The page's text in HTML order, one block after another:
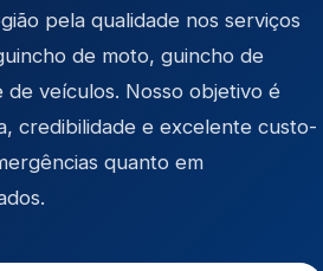
pela qualidade nos serviços
de moto, guincho de
de veículos. Nosso objetivo é
credibilidade e excelente custo-
quanto em